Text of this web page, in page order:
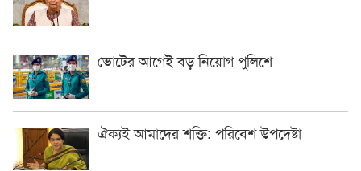
ভোটের আগেই বড় নিয়োগ পুলিশে
ঐক্যই আমাদের শক্তি: পরিবেশ উপদেষ্টা